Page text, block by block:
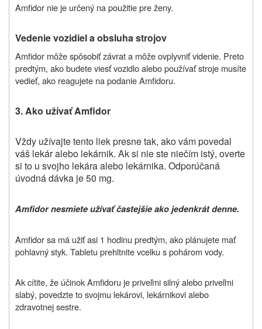
Amfidor nie je určený na použitie pre ženy.
Vedenie vozidiel a obsluha strojov
Amfidor môže spôsobiť závrat a môže ovplyvniť videnie. Preto
predtým, ako budete viesť vozidlo alebo používať stroje musíte
vedieť, ako reagujete na podanie Amfidoru.
3. Ako užívať Amfidor
Vždy užívajte tento liek presne tak, ako vám povedal
váš lekár alebo lekárnik. Ak si nie ste niečím istý, overte
si to u svojho lekára alebo lekárnika. Odporúčaná
úvodná dávka je50 mg.
Amfidor nesmiete užívať častejšie ako jedenkrát denne.
Amfidor sa má užiť asi 1 hodinu predtým, ako plánujete mať
pohlavný styk. Tabletu prehltnite vcelku s pohárom vody.
Ak cítite, že účinok Amfidoru je priveľmi silný alebo priveľmi
slabý, povedzte to svojmu lekárovi, lekárnikovi alebo
zdravotnej sestre.